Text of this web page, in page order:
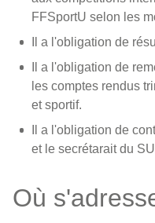
FFSportU selon les
Il a l'obligation de
Il a l'obligation de
les comptes rendus
et sportif.
Il a l'obligation de
et le secrétarait du
Où